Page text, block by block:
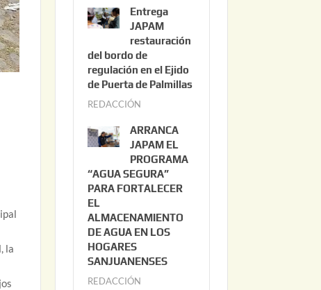
la
o
s
t
o
3
2
0
2
6
Entrega
JAPAM
restauración
del bordo de
regulación en el Ejido
de Puerta de Palmillas
REDACCIÓN
l
i
o
2
0
ARRANCA
JAPAM EL
PROGRAMA
“AGUA SEGURA”
PARA FORTALECER
EL
ALMACENAMIENTO
DE AGUA EN LOS
HOGARES
SANJUANENSES
REDACCIÓN